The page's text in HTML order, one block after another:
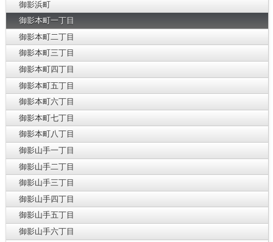
御影浜町
御影本町一丁目
御影本町二丁目
御影本町三丁目
御影本町四丁目
御影本町五丁目
御影本町六丁目
御影本町七丁目
御影本町八丁目
御影山手一丁目
御影山手二丁目
御影山手三丁目
御影山手四丁目
御影山手五丁目
御影山手六丁目